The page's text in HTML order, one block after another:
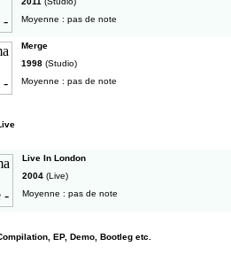
Moyenne : pas de note
Merge
1998 (Studio)
Moyenne : pas de note
Live In London
2004 (Live)
Moyenne : pas de note
EP, Demo, Bootleg etc.